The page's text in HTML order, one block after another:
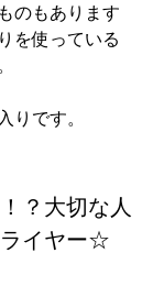
のもあります
を使っている
りです。
？大切な人
イヤー☆